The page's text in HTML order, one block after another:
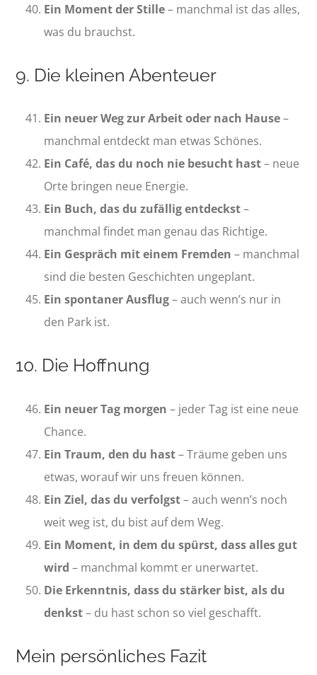
Ein Moment der Stille– manchmal ist das alles,
was du brauchst.
9. Die kleinen Abenteuer
Ein neuer Weg zur Arbeit oder nach Hause–
manchmal entdeckt man etwas Schönes.
Ein Café, das du noch nie besucht hast– neue
Orte bringen neue Energie.
Ein Buch, das du zufällig entdeckst–
manchmal findet man genau das Richtige.
Ein Gespräch mit einem Fremden – manchmal
sind die besten Geschichten ungeplant.
Ein spontaner Ausflug– auch wenn’s nur in
den Park ist.
10. Die Hoffnung
Ein neuer Tag morgen – jeder Tag ist eine neue
Chance.
Ein Traum, den du hast– Träume geben uns
etwas, worauf wir uns freuen können.
Ein Ziel, das du verfolgst– auch wenn’s noch
weit weg ist, du bist auf dem Weg.
Ein Moment, in dem du spürst, dass alles gut
wird – manchmal kommt er unerwartet.
Die Erkenntnis, dass du stärker bist, als du
denkst– du hast schon so viel geschafft.
Mein persönliches Fazit